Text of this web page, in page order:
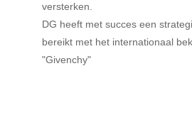
versterken.
DG heeft met succes een
bereikt met het internationaal
"Givenchy"